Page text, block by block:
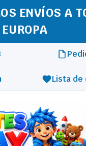
ENVÍOS A
EUROPA
Lista de